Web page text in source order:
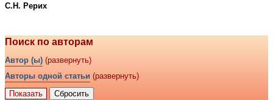
С.Н. Рерих
Поиск по авторам
Автор (ы) (развернуть)
Авторы одной статьи (развернуть)